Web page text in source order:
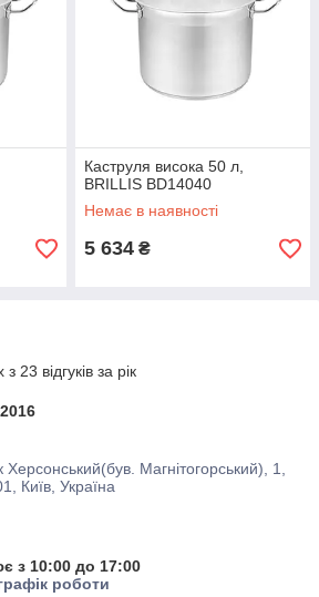
Каструля висока 50 л,
BRILLIS BD14040
Немає в наявності
5 634 ₴
23 відгуків за рік
Магнітогорський), 1,
Київ, Україна
з 10:00 до 17:00
роботи